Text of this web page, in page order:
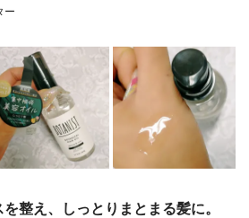
ー
整え、しっとりまとまる髪に。